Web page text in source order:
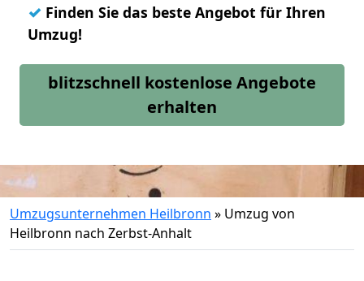
✓ Finden Sie das beste Angebot für Ihren
Umzug!
blitzschnell kostenlose Angebote
erhalten
Umzugsunternehmen Heilbronn » Umzug von
Heilbronn nach Zerbst-Anhalt